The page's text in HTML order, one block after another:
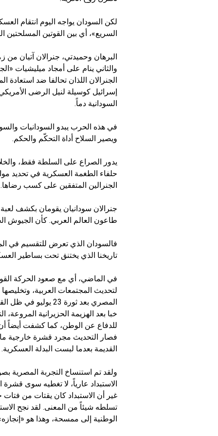
لكن السودان يواجه اليوم انتقام
السريع»، أي بين القوتين المسلحتين
البرهان وحميدتي، جنرالان آتيان من
والثاني ينام على أمجاد ميليشيات
الجنرالان اللذان تحالفا ضد استعادة
إسرائيل كوسيلة لنيل الرضى
السودانية دماً.
في هذه الحرب يبدو السودانيات
ويصير السلاح أداة التحكّم والحكم.
يدور الصراع على السلطة فقط،
حلفاء الطغمة العسكرية في تحديد
الجنرالين المتفقين على كسب رضاها.
جنرالان سودانيان يقومان بكشف
طاعون العالم العربي. كأن الجيوش
فالسودان الذي تعرض للتقسيم في
تاريخنا الذي يختنق تحت بساطير
في الماضي، أي مع صعود الحركة
لتحديث المجتمعات العربية،
المصري بعد ثورة 23
خبا بعد الهزيمة الحزيرانية
للدفاع عن الوطن، كما كشفت أيضاً
فصار التحديث مجرد قشرة خارجية ما
القديمة بعدما لبست البدلة العسكرية.
ولقد تم استنساخ التجربة المصرية
الاستبداد عارياً، لا تغطيه سوى قشرة
غير أن الاستبداد كان يقتات من
تسلطه شيئاً من المعنى. لقد نجح
الوطنية إلى ممسحة، وهذا هو